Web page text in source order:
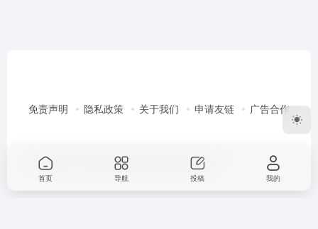
免责声明 隐私政策 关于我们 申请友链 广告合作
Copyright © 2026 96导航 渝ICP备2022003351号-2
首页 导航 投稿 我的